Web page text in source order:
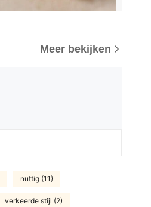
Meer bekijken
nuttig (11)
verkeerde stijl (2)